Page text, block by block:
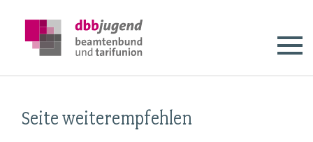
Seite weiterempfehlen